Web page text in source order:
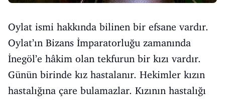
Oylat ismi hakkında bilinen bir efsane vardır.
Oylat’ın Bizans İmparatorluğu zamanında
İnegöl’e hâkim olan tekfurun bir kızı vardır.
Günün birinde kız hastalanır. Hekimler kızın
hastalığına çare bulamazlar. Kızının hastalığı